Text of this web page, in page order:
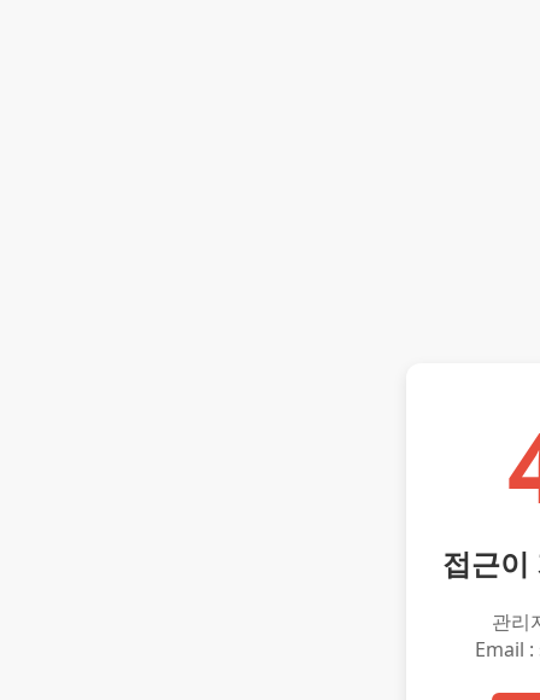
접근이
관리
Email